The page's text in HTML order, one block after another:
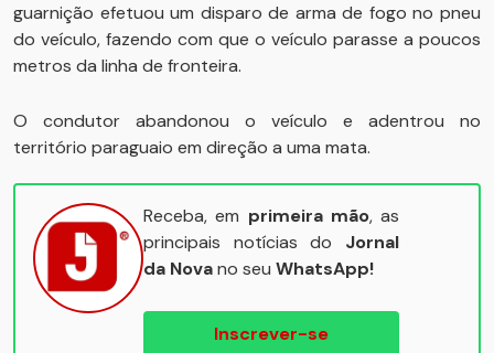
guarnição efetuou um disparo de arma de fogo no pneu
do veículo, fazendo com que o veículo parasse a poucos
metros da linha de fronteira.
O condutor abandonou o veículo e adentrou no
território paraguaio em direção a uma mata.
Receba, em primeira mão, as
principais notícias do Jornal
da Novano seu WhatsApp!
Inscrever-se